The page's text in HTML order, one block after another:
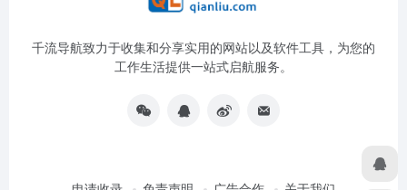
千流导航致力于收集和分享实用的网站以及软件工具，为您的
工作生活提供一站式启航服务。